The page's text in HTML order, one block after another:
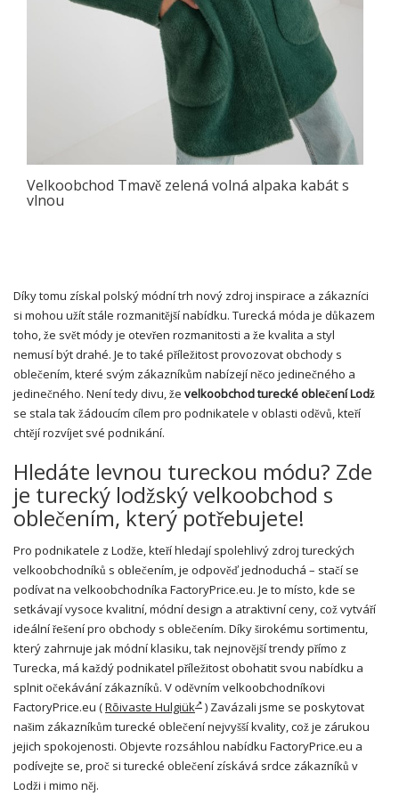
Velkoobchod Tmavě zelená volná alpaka kabát s
vlnou
Díky tomu získal polský módní trh nový zdroj inspirace a zákazníci
si mohou užít stále rozmanitější nabídku. Turecká móda je důkazem
toho, že svět módy je otevřen rozmanitosti a že kvalita a styl
nemusí být drahé. Je to také příležitost provozovat obchody s
oblečením, které svým zákazníkům nabízejí něco jedinečného a
jedinečného. Není tedy divu, že velkoobchod turecké oblečení Lodž
se stala tak žádoucím cílem pro podnikatele v oblasti oděvů, kteří
chtějí rozvíjet své podnikání.
Hledáte levnou tureckou módu? Zde
je turecký lodžský velkoobchod s
oblečením, který potřebujete!
Pro podnikatele z Lodže, kteří hledají spolehlivý zdroj tureckých
velkoobchodníků s oblečením, je odpověď jednoduchá – stačí se
podívat na velkoobchodníka FactoryPrice.eu. Je to místo, kde se
setkávají vysoce kvalitní, módní design a atraktivní ceny, což vytváří
ideální řešení pro obchody s oblečením. Díky širokému sortimentu,
který zahrnuje jak módní klasiku, tak nejnovější trendy přímo z
Turecka, má každý podnikatel příležitost obohatit svou nabídku a
splnit očekávání zákazníků. V oděvním velkoobchodníkovi
FactoryPrice.eu (Rõivaste Hulgiük ) Zavázali jsme se poskytovat
našim zákazníkům turecké oblečení nejvyšší kvality, což je zárukou
jejich spokojenosti. Objevte rozsáhlou nabídku FactoryPrice.eu a
podívejte se, proč si turecké oblečení získává srdce zákazníků v
Lodži i mimo něj.